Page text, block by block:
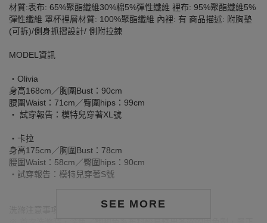
SEE MORE
材質:表布: 65%聚酯纖維30%棉5%彈性纖維 裡布: 95%聚酯纖維5%
彈性纖維 罩杯裡層材質: 100%聚酯纖維 內裡: 有 商品描述: 附胸墊
(可拆)/側身抓摺設計/ 側附拉鍊
MODEL資訊
‧Olivia
身高168cm／胸圍Bust：90cm
腰圍Waist：71cm／臀圍hips：99cm
‧ 試穿報告：模特兒穿著XL號
‧卡拉
身高175cm／胸圍Bust：78cm
腰圍Waist：58cm／臀圍hips：90cm
‧試穿報告：模特兒穿著S號